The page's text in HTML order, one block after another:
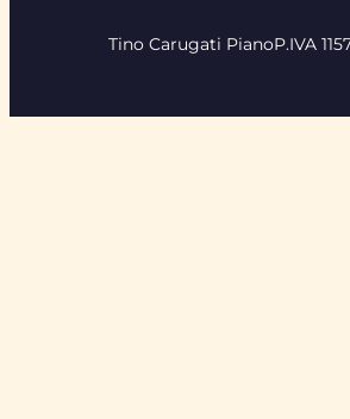
Tino Carugati PianoP.IVA